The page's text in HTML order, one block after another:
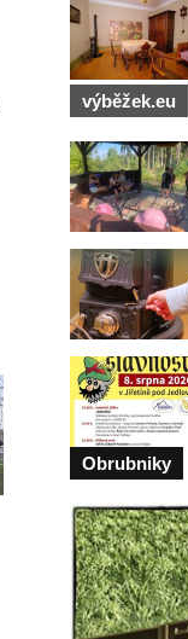
výběžek.eu
Obrubniky